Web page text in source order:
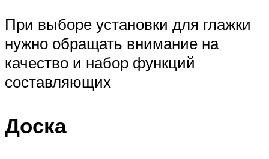
При выборе установки для глажки
нужно обращать внимание на
качество и набор функций
составляющих
Доска